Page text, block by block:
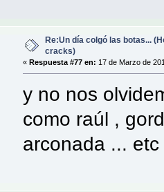
Re:Un día colgó las botas...
cracks)
« Respuesta #77 en: 17 de Marzo de
y no nos
como raúl ,
arconada ...